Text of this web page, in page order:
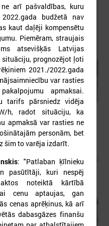
parāda plašu un
tīklu Latvijā
plašu un detalizētu informāciju
arī pašvaldības, kuru
budžetā nav
kaut daļēji kompensētu
Piemēram, straujais
atsevišķās Latvijas
prognozējot ļoti
2021./2022.gada
var rasties
apmaksai.
tarifs pārsniedz vidēja
h, radot situāciju, ka
apmaksā var rasties ne
personām, bet
šim to varēja izdarīt.
: "Patlaban ķīlnieku
pasūtītāji, kuri nespēj
noteiktā kārtībā
cenu aptaujas, gan
cenas aprēķinus, kā arī
dabasgāzes finanšu